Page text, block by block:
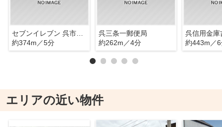
セブンイレブン 呉市海岸店
約374m／5分
呉三条一郵便局
約262m／4分
呉信用金庫
約443m／
エリアの近い物件